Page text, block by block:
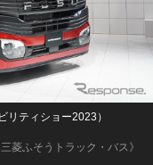
三菱ふそうトラック・バス》
リティショー2023）